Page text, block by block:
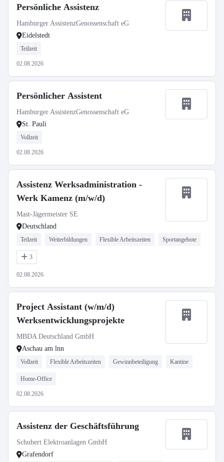
Persönliche Assistenz
Hamburger AssistenzGenossenschaft eG
Eidelstedt
Teilzeit
02.08.2026
Persönlicher Assistent
Hamburger AssistenzGenossenschaft eG
St. Pauli
Vollzeit
02.08.2026
Assistenz Werksadministration -
Werk Kamenz (m/w/d)
Mast-Jägermeister SE
Deutschland
Teilzeit Weiterbildungen Flexible Arbeitszeiten Sportangebote
3
02.08.2026
Project Assistant (w/m/d)
Werksentwicklungsprojekte
MBDA Deutschland GmbH
Aschau am lnn
Vollzeit Flexible Arbeitszeiten Gewinnbeteiligung Kantine
Home-Office
02.08.2026
Assistenz der Geschäftsführung
Schubert Elektroanlagen GmbH
Grafendorf